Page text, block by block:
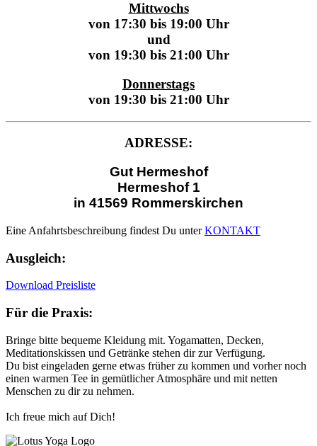
Mittwochs
von 17:30 bis 19:00 Uhr
und
von 19:30 bis 21:00 Uhr
Donnerstags
von 19:30 bis 21:00 Uhr
ADRESSE:
Gut Hermeshof
Hermeshof 1
in 41569 Rommerskirchen
Eine Anfahrtsbeschreibung findest Du unterKONTAKT
Ausgleich:
Download Preisliste
Für die Praxis:
Bringe bitte bequeme Kleidung mit. Yogamatten, Decken,
Meditationskissen und Getränke stehen dir zur Verfügung.
Du bist eingeladen gerne etwas früher zu kommen und vorher noch
einen warmen Tee in gemütlicher Atmosphäre und mit netten
Menschen zu dir zu nehmen.
Ich freue mich auf Dich!